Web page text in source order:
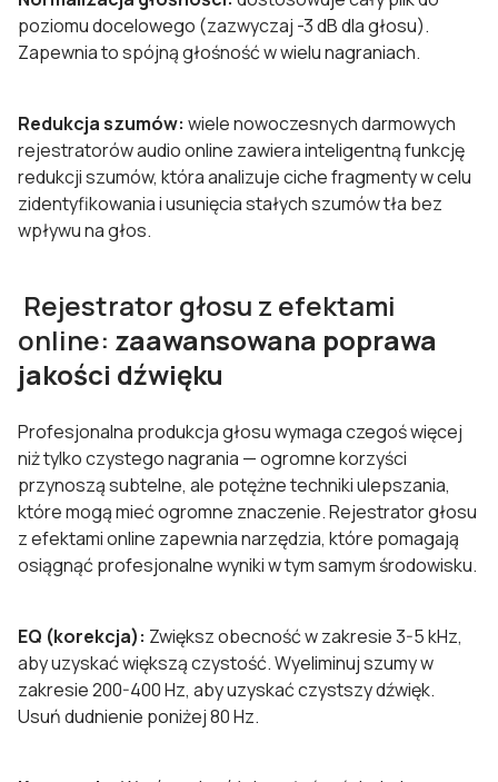
poziomu docelowego (zazwyczaj -3 dB dla głosu).
Zapewnia to spójną głośność w wielu nagraniach.
Redukcja szumów: wiele nowoczesnych darmowych
rejestratorów audio online zawiera inteligentną funkcję
redukcji szumów, która analizuje ciche fragmenty w celu
zidentyfikowania i usunięcia stałych szumów tła bez
wpływu na głos.
Rejestrator głosu z efektami
online: zaawansowana poprawa
jakości dźwięku
Profesjonalna produkcja głosu wymaga czegoś więcej
niż tylko czystego nagrania — ogromne korzyści
przynoszą subtelne, ale potężne techniki ulepszania,
które mogą mieć ogromne znaczenie. Rejestrator głosu
z efektami online zapewnia narzędzia, które pomagają
osiągnąć profesjonalne wyniki w tym samym środowisku.
EQ (korekcja): Zwiększ obecność w zakresie 3-5 kHz,
aby uzyskać większą czystość. Wyeliminuj szumy w
zakresie 200-400 Hz, aby uzyskać czystszy dźwięk.
Usuń dudnienie poniżej 80 Hz.